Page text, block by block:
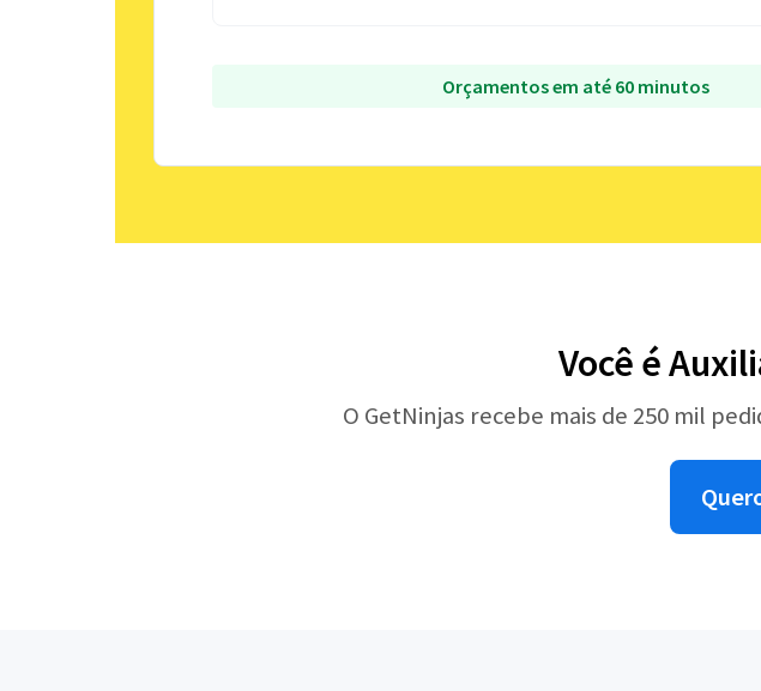
Orçamentos em até 60 minutos
Você é
O GetNinjas recebe mais de 250 mil